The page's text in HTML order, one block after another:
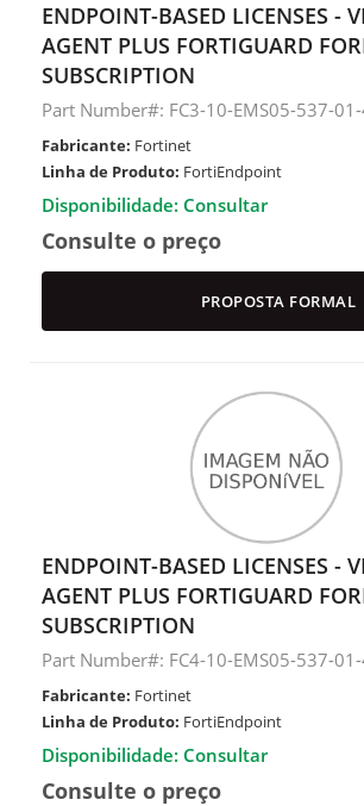
ENDPOINT-BASED LICENSES -
AGENT PLUS FORTIGUARD
SUBSCRIPTION
Part Number#: FC3-10-EMS05-537-
Fabricante: Fortinet
Linha de Produto: FortiEndpoint
Disponibilidade: Consultar
Consulte o preço
PROPOSTA FORMAL
ENDPOINT-BASED LICENSES -
AGENT PLUS FORTIGUARD
SUBSCRIPTION
Part Number#: FC4-10-EMS05-537-
Fabricante: Fortinet
Linha de Produto: FortiEndpoint
Disponibilidade: Consultar
Consulte o preço